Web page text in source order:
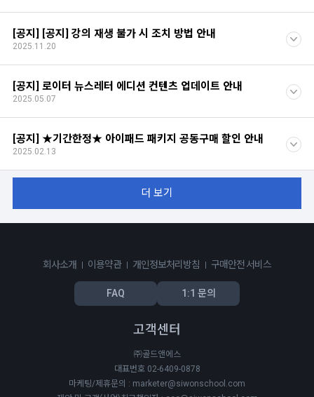
[공지] [공지] 강의 재생 불가 시 조치 방법 안내
2025.11.20
[공지] 로이터 뉴스레터 에디션 컨텐츠 업데이트 안내
2025.05.07
[공지] ★기간한정★ 아이패드 패키지 공동구매 할인 안내
2025.02.13
더 보기
회사소개 이용약관 개인정보처리방침 구매안전 서비스
FAQ 1:1 문의
고객센터
㈜골드앤에스
대표번호 02-6409-0878
마케팅/제휴문의 : marketer@siwonschool.com